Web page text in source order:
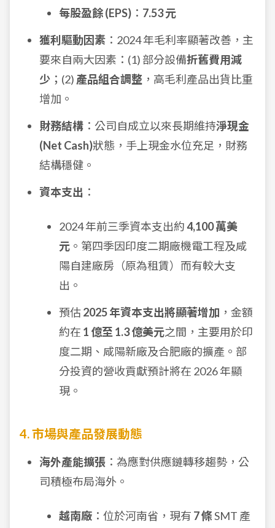
每股盈餘 (EPS) ： 7.53 元
獲利驅動因素 ：2024 年毛利率顯著改善，主
要來自兩大因素：(1) 部分設備折舊費用減
少 ；(2) 產品組合調整 ，高毛利產品出貨比重
增加。
財務結構 ：公司自成立以來長期維持淨現金
(Net Cash)狀態，手上現金水位充足，財務
結構穩健。
資本支出 ：
2024 年前三季資本支出約4,100 萬美
元 。第四季因印度二期廠機電工程及咸
陽自建廠房（原為租賃）而有較大支
出。
預估2025 年資本支出將顯著增加 ，金額
約在 1 億至 1.3 億美元之間，主要用於印
度二期、咸陽新廠及合肥廠的擴產。部
分投資的營收貢獻預計將在 2026 年顯
現。
4. 市場與產品發展動態
海外產能擴張 ：為應對供應鏈轉移趨勢，公
司積極布局海外。
越南廠 ：位於河南省，現有 7 條SMT 產